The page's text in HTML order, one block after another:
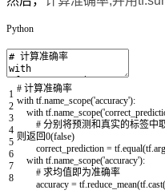
Python
1
2
3
4
5
6
7
8
# 计算准确率
with tf.name_scope('accuracy'):
with tf.name_scope(
# 分别将预测和真实的标签中
则返回0(false)
correct_prediction = tf.equal(tf.
with tf.name_scope('accuracy'):
# 求均值即为准确率
accuracy = tf.reduce_mean(tf.cast(